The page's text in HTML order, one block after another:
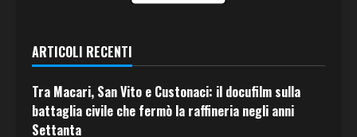
ARTICOLI RECENTI
Tra Macari, San Vito e Custonaci: il docufilm sulla
battaglia civile che fermò la raffineria negli anni
Settanta